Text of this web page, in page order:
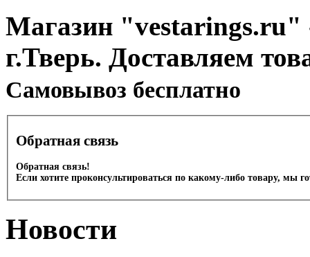
Магазин "vestarings.ru"
г.Тверь. Доставляем
Cамовывоз бесплатно
Обратная связь
Обратная связь!
Если хотите проконсультироваться по какому-либо товару, мы
Новости